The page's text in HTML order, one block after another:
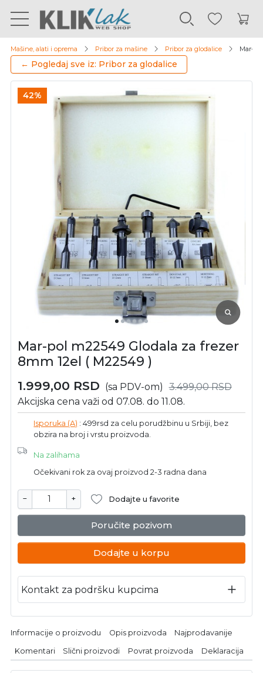
Mašine, alati i oprema Pribor za mašine Pribor za glodalice Mar-
← Pogledaj sve iz: Pribor za glodalice
42%
Mar-pol m22549 Glodala za frezer
8mm 12el ( M22549 )
1.999,00 RSD (sa PDV-om) 3.499,00RSD
Akcijska cena važi od 07.08. do 11.08.
Isporuka (A) : 499rsd za celu porudžbinu u Srbiji, bez
obzira na broj i vrstu proizvoda.
Na zalihama
Očekivani rok za ovaj proizvod 2-3 radna dana
− + Dodajte u favorite
Poručite pozivom
Dodajte u korpu
Kontakt za podršku kupcima
Informacije o proizvodu Opis proizvoda Najprodavanije
Komentari Slični proizvodi Povrat proizvoda Deklaracija